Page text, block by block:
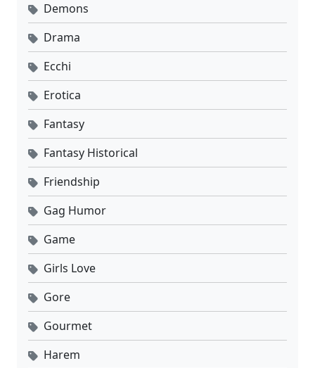
Demons
Drama
Ecchi
Erotica
Fantasy
Fantasy Historical
Friendship
Gag Humor
Game
Girls Love
Gore
Gourmet
Harem